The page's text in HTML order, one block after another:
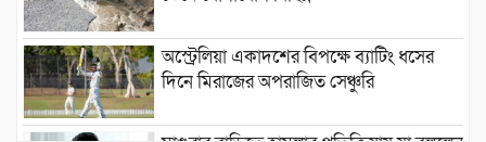
অস্ট্রেলিয়া একাদশের বিপক্ষে ব্যাটিং ধসের
দিনে মিরাজের অপরাজিত সেঞ্চুরি